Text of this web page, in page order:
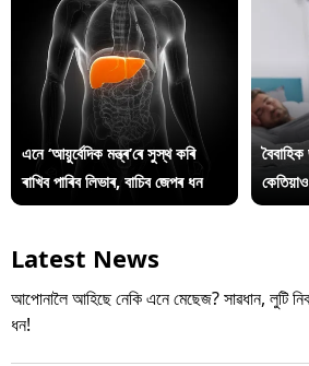
এনে ‘আয়ুৰ্বেদিক মন্ত্ৰ’ৰে সুস্থ কৰি
ৰাখিব পাৰিব লিভাৰ, বাচিব জেপৰ ধন
Latest News
আপোনালৈ আহিছে নেকি এনে মেছেজ? সাৱধান, লুটি
ধন!